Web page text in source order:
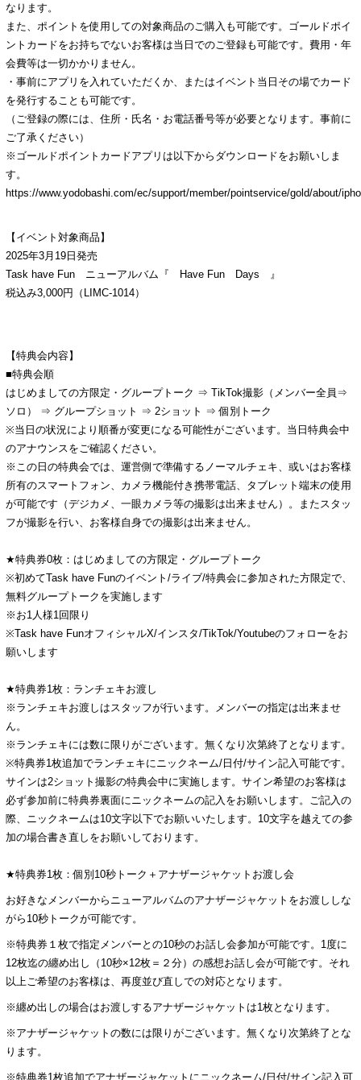
なります。
また、ポイントを使用しての対象商品のご購入も可能です。ゴールドポイ
ントカードをお持ちでないお客様は当日でのご登録も可能です。費用・年
会費等は一切かかりません。
・事前にアプリを入れていただくか、またはイベント当日その場でカード
を発行することも可能です。
（ご登録の際には、住所・氏名・お電話番号等が必要となります。事前に
ご了承ください）
※ゴールドポイントカードアプリは以下からダウンロードをお願いしま
す。
https://www.yodobashi.com/ec/support/member/pointservice/gold/about/
【イベント対象商品】
2025年3月19日発売
Task have Fun ニューアルバム『 Have Fun Days 』
税込み3,000円（LIMC-1014）
【特典会内容】
■特典会順
はじめましての方限定・グループトーク ⇒ TikTok撮影（メンバー全員⇒
ソロ） ⇒ グループショット ⇒ 2ショット ⇒ 個別トーク
※当日の状況により順番が変更になる可能性がございます。当日特典会中
のアナウンスをご確認ください。
※この日の特典会では、運営側で準備するノーマルチェキ、或いはお客様
所有のスマートフォン、カメラ機能付き携帯電話、タブレット端末の使用
が可能です（デジカメ、一眼カメラ等の撮影は出来ません）。またスタッ
フが撮影を行い、お客様自身での撮影は出来ません。
★特典券0枚：はじめましての方限定・グループトーク
※初めてTask have Funのイベント/ライブ/特典会に参加された方限定で、
無料グループトークを実施します
※お1人様1回限り
※Task have FunオフィシャルX/インスタ/TikTok/Youtubeのフォローをお
願いします
★特典券1枚：ランチェキお渡し
※ランチェキお渡しはスタッフが行います。メンバーの指定は出来ませ
ん。
※ランチェキには数に限りがございます。無くなり次第終了となります。
※特典券1枚追加でランチェキにニックネーム/日付/サイン記入可能です。
サインは2ショット撮影の特典会中に実施します。サイン希望のお客様は
必ず参加前に特典券裏面にニックネームの記入をお願いします。ご記入の
際、ニックネームは10文字以下でお願いいたします。10文字を越えての参
加の場合書き直しをお願いしております。
★特典券1枚：個別10秒トーク＋アナザージャケットお渡し会
お好きなメンバーからニューアルバムのアナザージャケットをお渡ししな
がら10秒トークが可能です。
※特典券１枚で指定メンバーとの10秒のお話し会参加が可能です。1度に
12枚迄の纏め出し（10秒×12枚＝２分）の感想お話し会が可能です。それ
以上ご希望のお客様は、再度並び直しでの対応となります。
※纏め出しの場合はお渡しするアナザージャケットは1枚となります。
※アナザージャケットの数には限りがございます。無くなり次第終了とな
ります。
※特典券1枚追加でアナザージャケットにニックネーム/日付/サイン記入可